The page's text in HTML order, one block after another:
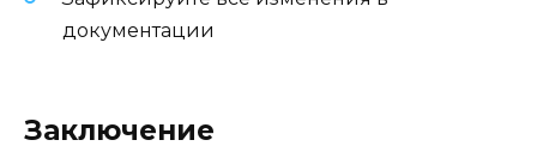
документации
Заключение